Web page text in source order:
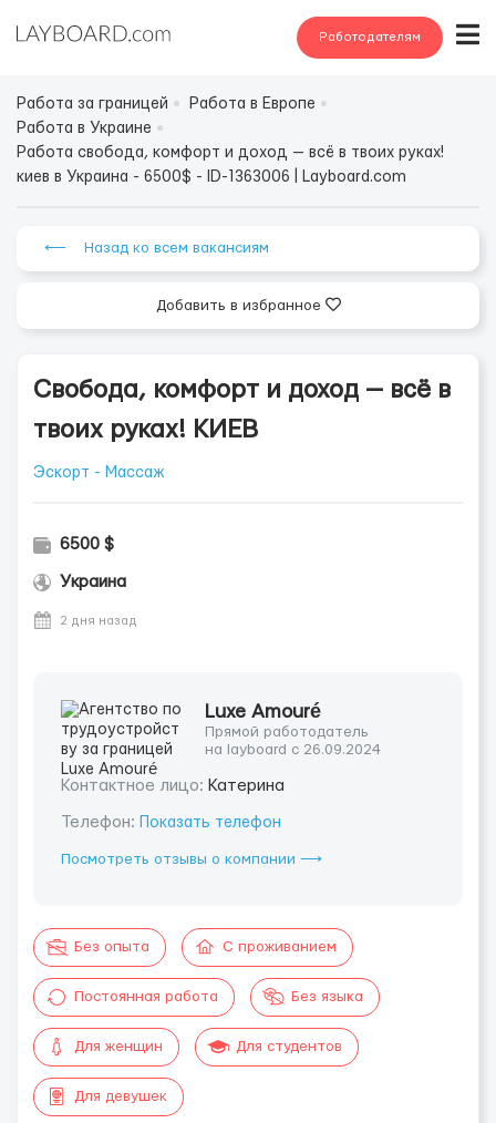
Работодателям
Работа за границей
Работа в Европе
Работа в Украине
Работа свобода, комфорт и доход — всё в твоих руках!
киев в Украина - 6500$ - ID-1363006 | Layboard.com
⟵ Назад ко всем вакансиям
Добавить в избранное
Свобода, комфорт и доход — всё в
твоих руках! КИЕВ
Эскорт - Массаж
6500 $
Украина
2 дня назад
Luxe Amouré
Прямой работодатель
на layboard с 26.09.2024
Контактное лицо: Катерина
Телефон: Показать телефон
Посмотреть отзывы о компании ⟶
Без опыта С проживанием
Постоянная работа Без языка
Для женщин Для студентов
Для девушек